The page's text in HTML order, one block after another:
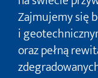
Zajmujemy się
i
oraz pełną